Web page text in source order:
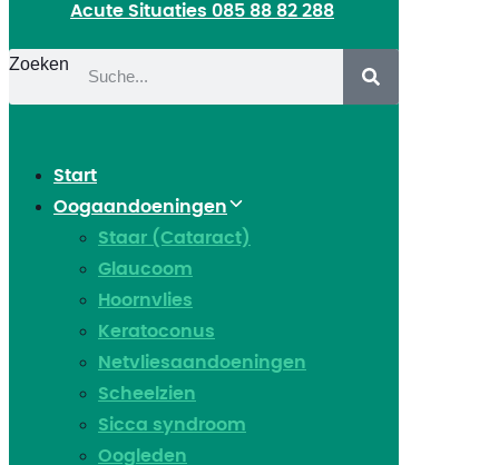
Acute Situaties 085 88 82 288
Zoeken
Start
Oogaandoeningen
Staar (Cataract)
Glaucoom
Hoornvlies
Keratoconus
Netvliesaandoeningen
Scheelzien
Sicca syndroom
Oogleden